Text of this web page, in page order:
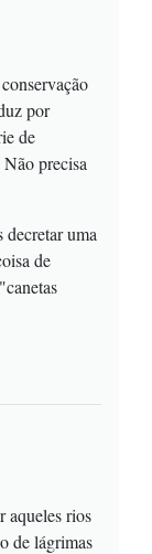
por
de
precisa
decretar uma
de
aqueles rios
de lágrimas